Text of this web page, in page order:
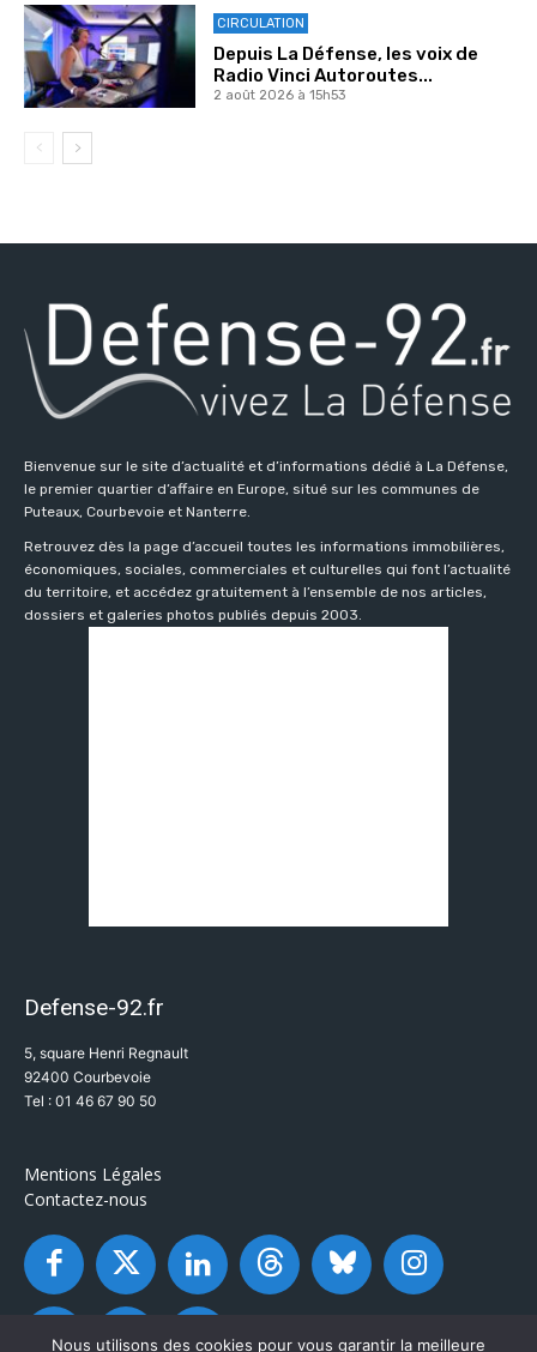
CIRCULATION
Depuis La Défense, les voix de
Radio Vinci Autoroutes...
2 août 2026 à 15h53
Bienvenue sur le site d’actualité et d’informations dédié à La Défense,
le premier quartier d’affaire en Europe, situé sur les communes de
Puteaux, Courbevoie et Nanterre.
Retrouvez dès la page d’accueil toutes les informations immobilières,
économiques, sociales, commerciales et culturelles qui font l’actualité
du territoire, et accédez gratuitement à l’ensemble de nos articles,
dossiers et galeries photos publiés depuis 2003.
Defense-92.fr
5, square Henri Regnault
92400 Courbevoie
Tel : 01 46 67 90 50
Mentions Légales
Contactez-nous
Nous utilisons des cookies pour vous garantir la meilleure